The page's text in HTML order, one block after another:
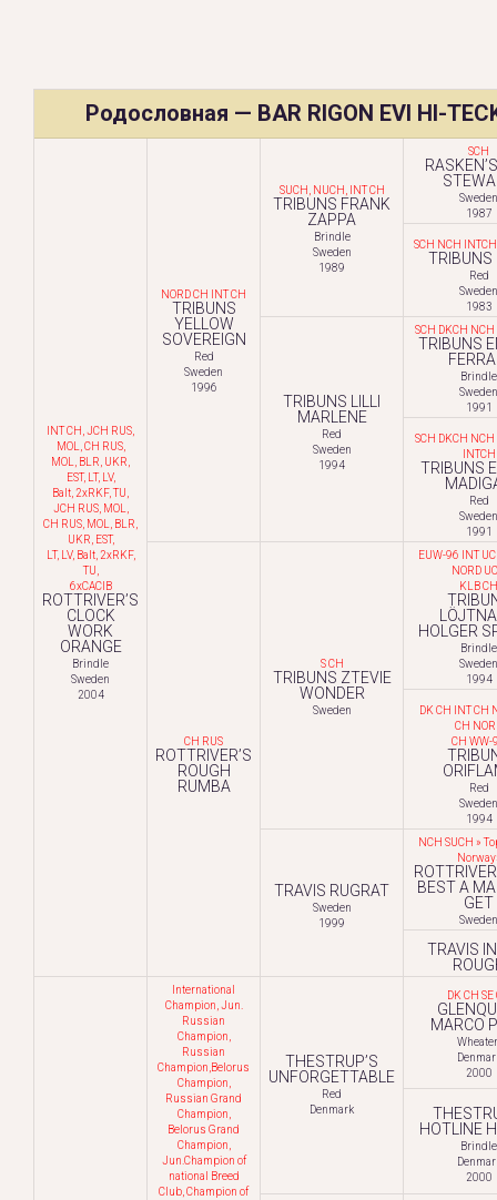
Родословная — BAR RIGON EVI HI-
INT CH, JCH RUS,
MOL, CH RUS,
MOL, BLR, UKR,
EST, LT, LV,
Balt, 2xRKF, TU,
JCH RUS, MOL,
CH RUS, MOL, BLR,
UKR, EST,
LT, LV, Balt, 2xRKF,
TU,
6xCACIB
ROTTRIVER’S
CLOCK
WORK
ORANGE
Brindle
Sweden
2004
NORD CH INT CH
TRIBUNS
YELLOW
SOVEREIGN
Red
Sweden
1996
SUCH, NUCH, INT CH
TRIBUNS FRANK
ZAPPA
Brindle
Sweden
1989
SCH
Sweden
1987
SCH NCH
TRIBUNS
Red
Sweden
1983
TRIBUNS LILLI
MARLENE
Red
Sweden
1994
SCH DKCH NCH
TRIBUNS
Brindle
Sweden
1991
SCH DKCH NCH
INTCH
TRIBUNS
Red
Sweden
1991
CH RUS
ROTTRIVER’S
ROUGH
RUMBA
S CH
TRIBUNS ZTEVIE
WONDER
Sweden
EUW-96 INT
NORD
KLB CH
HOLGER
Brindle
Sweden
1994
DK CH INT CH
CH
CH WW-
Red
Sweden
1994
TRAVIS RUGRAT
Sweden
1999
NCH SUCH »
BEST A
GET
Sweden
TRAVIS
International
Champion, Jun.
Russian
Champion,
Russian
Champion,Belorus
Champion,
Russian Grand
Champion,
Belorus Grand
Champion,
Jun.Champion of
national Breed
Club, Champion of
THESTRUP’S
UNFORGETTABLE
Red
Denmark
DK CH SE
MARCO
2000
HOTLINE
Brindle
2000